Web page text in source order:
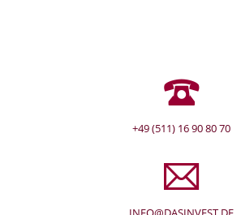
+49 (511) 16 90 80 70